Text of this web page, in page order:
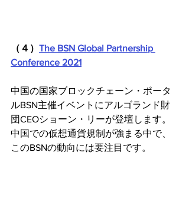
（４） The BSN Global Partnership
Conference 2021
中国の国家ブロックチェーン・ポータ
ルBSN主催イベントにアルゴランド財
団CEOショーン・リーが登壇します。
中国での仮想通貨規制が強まる中で、
このBSNの動向には要注目です。